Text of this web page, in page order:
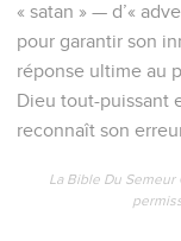
« satan » — d’«
pour garantir son
réponse ultime au
Dieu tout-puissant
reconnaît son
La Bible Du Semeur